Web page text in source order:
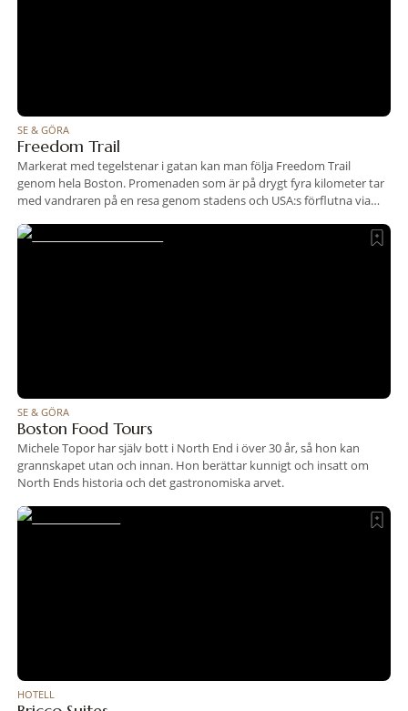
SE & GÖRA
Freedom Trail
Markerat med tegelstenar i gatan kan man följa Freedom Trail
genom hela Boston. Promenaden som är på drygt fyra kilometer tar
med vandraren på en resa genom stadens och USA:s förflutna via
SE & GÖRA
Boston Food Tours
Michele Topor har själv bott i North End i över 30 år, så hon kan
grannskapet utan och innan. Hon berättar kunnigt och insatt om
North Ends historia och det gastronomiska arvet.
HOTELL